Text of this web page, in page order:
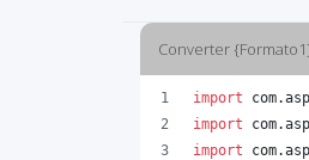
Converter
import com.
import
com.
import
com.